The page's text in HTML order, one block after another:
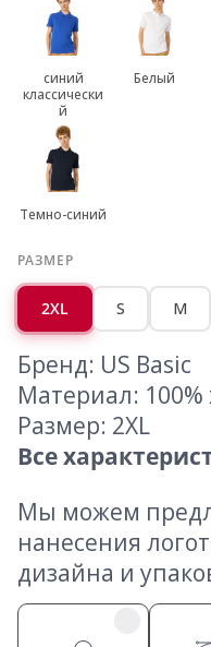
синий
классически
й
Белый
Темно-синий
РАЗМЕР
2XL S M
Бренд: US Basic
Материал: 100%
Размер: 2XL
Все
Мы можем
нанесения
дизайна и